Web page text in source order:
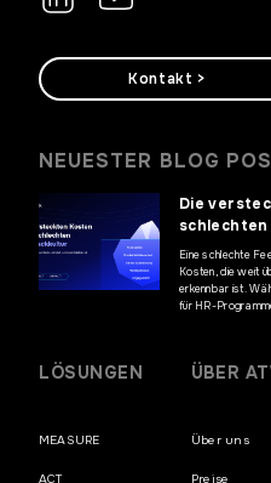
Kontakt >
NEUESTER BLOG
Die
Eine schlechte
Kosten, die weit
erkennbar ist.
für HR-
die
LÖSUNGEN
MEASURE
ACT
ÜBER
Über uns
Preise